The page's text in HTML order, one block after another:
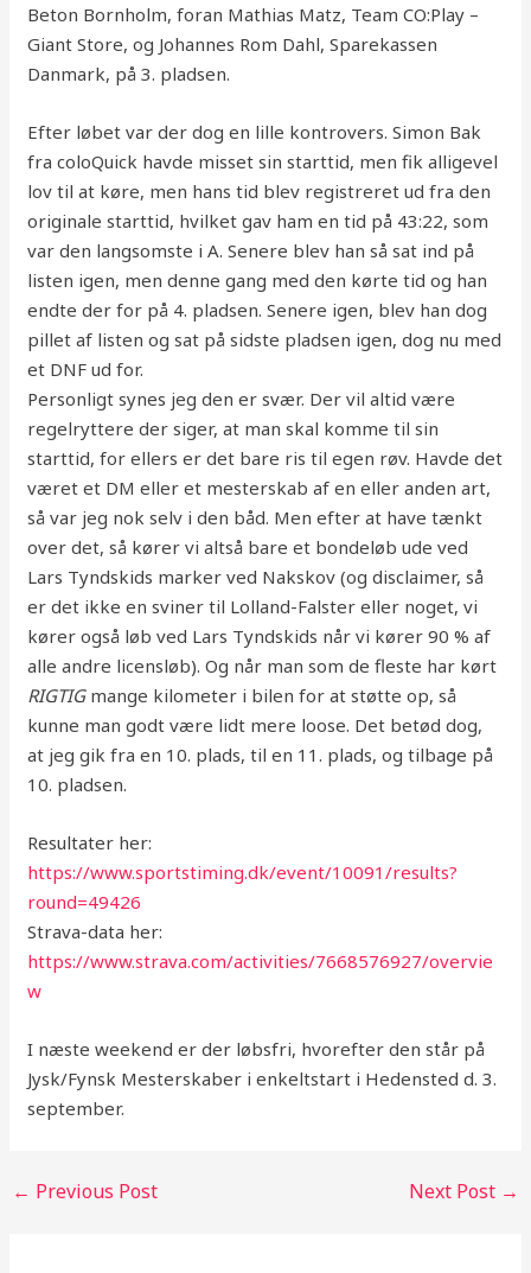
Beton Bornholm, foran Mathias Matz, Team CO:Play –
Giant Store, og Johannes Rom Dahl, Sparekassen
Danmark, på 3. pladsen.
Efter løbet var der dog en lille kontrovers. Simon Bak
fra coloQuick havde misset sin starttid, men fik alligevel
lov til at køre, men hans tid blev registreret ud fra den
originale starttid, hvilket gav ham en tid på 43:22, som
var den langsomste i A. Senere blev han så sat ind på
listen igen, men denne gang med den kørte tid og han
endte der for på 4. pladsen. Senere igen, blev han dog
pillet af listen og sat på sidste pladsen igen, dog nu med
et DNF ud for.
Personligt synes jeg den er svær. Der vil altid være
regelryttere der siger, at man skal komme til sin
starttid, for ellers er det bare ris til egen røv. Havde det
været et DM eller et mesterskab af en eller anden art,
så var jeg nok selv i den båd. Men efter at have tænkt
over det, så kører vi altså bare et bondeløb ude ved
Lars Tyndskids marker ved Nakskov (og disclaimer, så
er det ikke en sviner til Lolland-Falster eller noget, vi
kører også løb ved Lars Tyndskids når vi kører 90 % af
alle andre licensløb). Og når man som de fleste har kørt
RIGTIGmange kilometer i bilen for at støtte op, så
kunne man godt være lidt mere loose. Det betød dog,
at jeg gik fra en 10. plads, til en 11. plads, og tilbage på
10. pladsen.
Resultater her:
https://www.sportstiming.dk/event/10091/results?
round=49426
Strava-data her:
https://www.strava.com/activities/7668576927/overvie
w
I næste weekend er der løbsfri, hvorefter den står på
Jysk/Fynsk Mesterskaber i enkeltstart i Hedensted d. 3.
september.
← Previous Post Next Post →